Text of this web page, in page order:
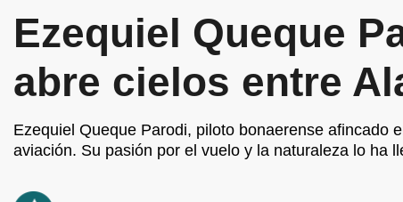
Ezequiel Queque
abre cielos entre
Ezequiel Queque Parodi, piloto bonaerense afincado
aviación. Su pasión por el vuelo y la naturaleza lo ha